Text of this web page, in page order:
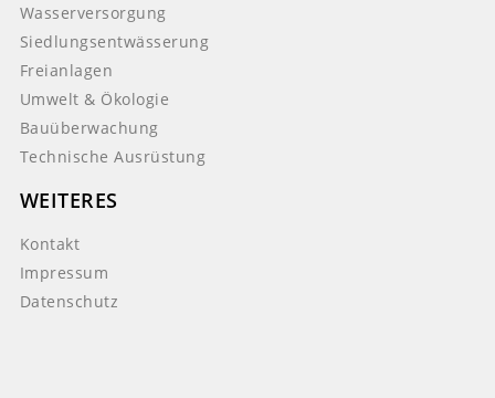
Wasserversorgung
Siedlungsentwässerung
Freianlagen
Umwelt & Ökologie
Bauüberwachung
Technische Ausrüstung
WEITERES
Kontakt
Impressum
Datenschutz